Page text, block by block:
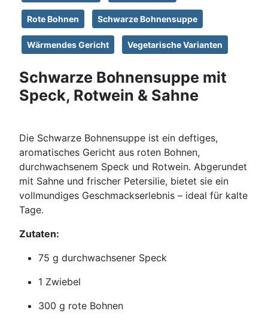
Rote Bohnen Schwarze Bohnensuppe
Wärmendes Gericht Vegetarische Varianten
Schwarze Bohnensuppe mit
Speck, Rotwein & Sahne
Die Schwarze Bohnensuppe ist ein deftiges,
aromatisches Gericht aus roten Bohnen,
durchwachsenem Speck und Rotwein. Abgerundet
mit Sahne und frischer Petersilie, bietet sie ein
vollmundiges Geschmackserlebnis – ideal für kalte
Tage.
Zutaten:
75 g durchwachsener Speck
1 Zwiebel
300 g rote Bohnen